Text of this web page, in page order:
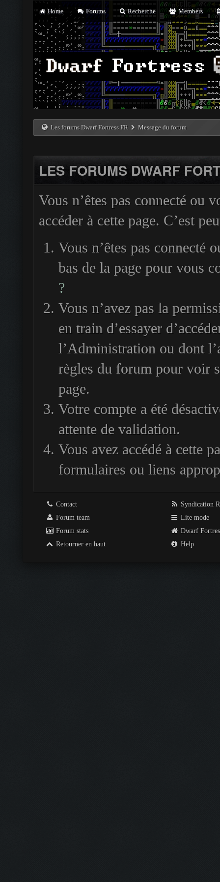
Home Forums Recherche Members
Les forums Dwarf Fortress FR Message du forum
LES FORUMS DWARF
Vous n’êtes pas connecté ou
accéder à cette page. C’est
Vous n’êtes pas connecté
bas de la page pour vous
?
Vous n’avez pas la
en train d’essayer
l’Administration ou dont
règles du forum pour voir
page.
Votre compte a été
attente de validation.
Vous avez accédé à cette
formulaires ou liens
Contact
Forum team
Forum stats
Retourner en haut
Syndication
Lite mode
Dwarf
Help